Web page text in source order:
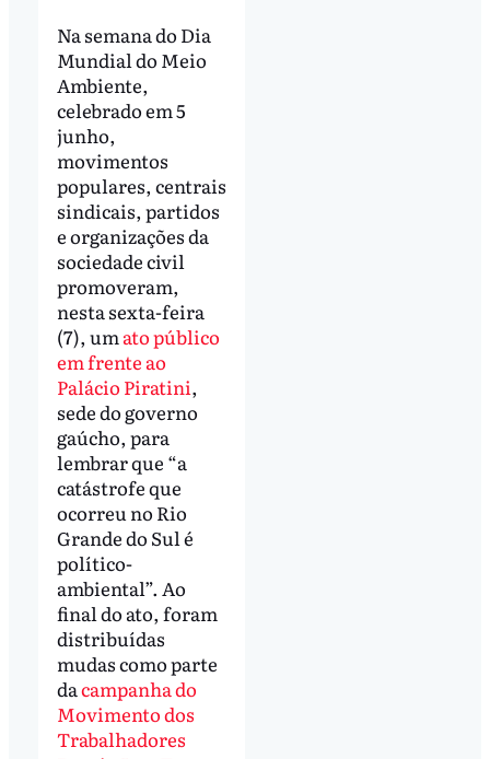
Na semana do Dia
Mundial do Meio
Ambiente,
celebrado em 5
junho,
movimentos
populares, centrais
sindicais, partidos
e organizações da
sociedade civil
promoveram,
nesta sexta-feira
(7), umato público
em frente ao
Palácio Piratini,
sede do governo
gaúcho, para
lembrar que “a
catástrofe que
ocorreu no Rio
Grande do Sul é
político-
ambiental”. Ao
final do ato, foram
distribuídas
mudas como parte
dacampanha do
Movimento dos
Trabalhadores